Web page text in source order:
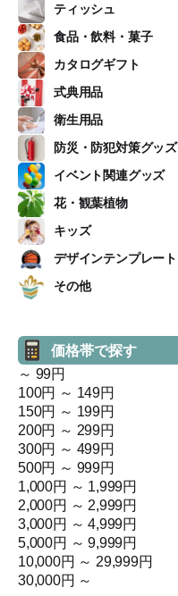
ティッシュ
食品・飲料・菓子
カタログギフト
式典用品
衛生用品
防災・防犯対策グッズ
イベント関連グッズ
花・観葉植物
キッズ
デザインテンプレート
その他
価格帯で探す
～ 99円
100円 ～ 149円
150円 ～ 199円
200円 ～ 299円
300円 ～ 499円
500円 ～ 999円
1,000円 ～ 1,999円
2,000円 ～ 2,999円
3,000円 ～ 4,999円
5,000円 ～ 9,999円
10,000円 ～ 29,999円
30,000円 ～